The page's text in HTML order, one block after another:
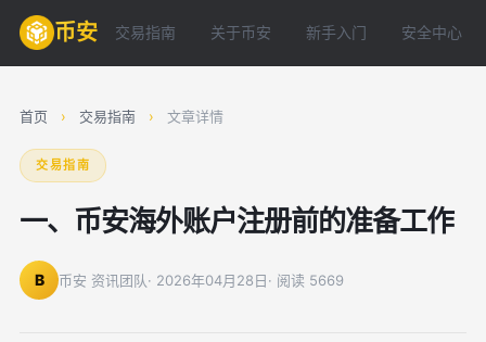
币安 交易指南 关于币安 新手入门 安全中心
首页 › 交易指南 › 文章详情
交易指南
一、币安海外账户注册前的准备工作
B 币安 资讯团队· 2026年04月28日· 阅读 5669